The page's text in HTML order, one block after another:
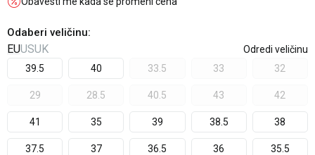
Odaberi veličinu:
EUUSUK
Odredi veličinu
39.5
40 33.5 33 32
29 28.5 40.5 43 42
41 35 39 38.5 38
37.5 37 36.5 36 35.5